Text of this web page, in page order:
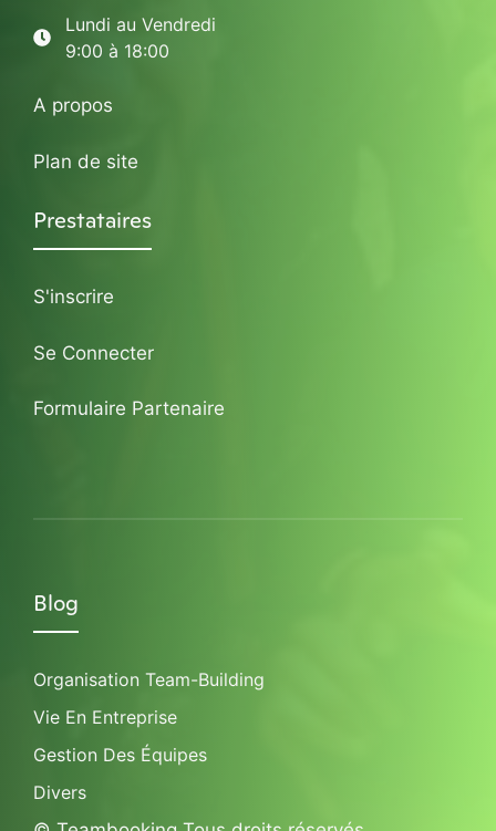
Lundi au Vendredi
9:00 à 18:00
A propos
Plan de site
Prestataires
S'inscrire
Se Connecter
Formulaire Partenaire
Blog
Organisation Team-Building
Vie En Entreprise
Gestion Des Équipes
Divers